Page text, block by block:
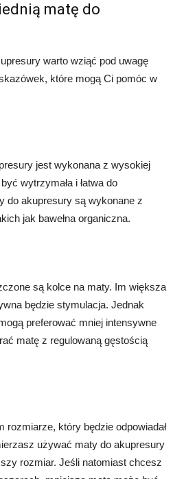
matę do
warto wziąć pod uwagę
które mogą Ci pomóc w
jest wykonana z wysokiej
wytrzymała i łatwa do
do akupresury są wykonane z
jak bawełna organiczna.
są kolce na maty. Im większa
będzie stymulacja. Jednak
preferować mniej intensywne
matę z regulowaną gęstością
rozmiarze, który będzie odpowiadał
używać maty do akupresury
rozmiar. Jeśli natomiast chcesz